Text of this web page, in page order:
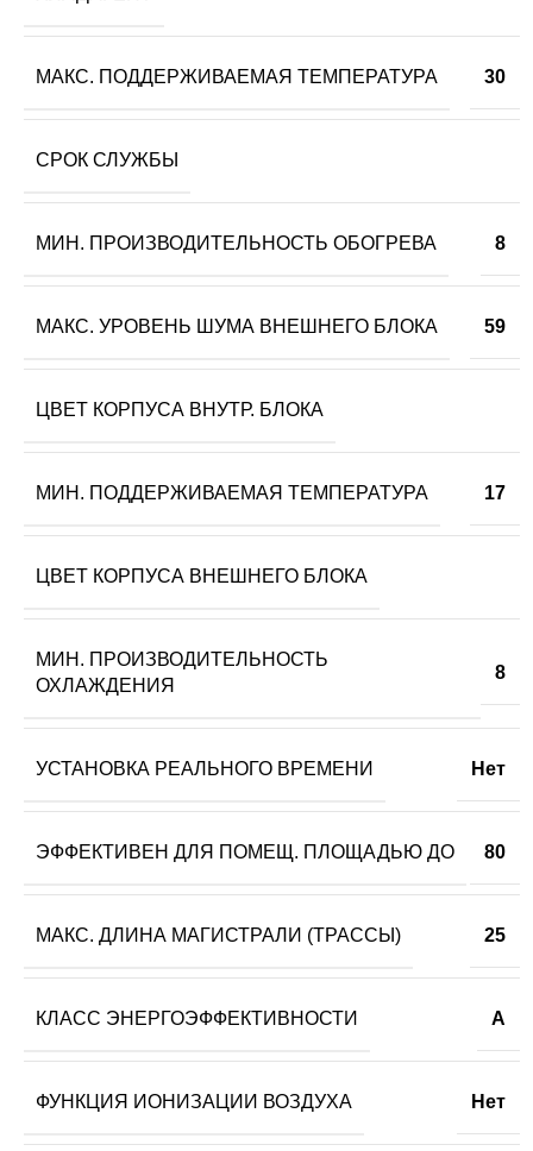
МАКС. ПОДДЕРЖИВАЕМАЯ ТЕМПЕРАТУРА 30
СРОК СЛУЖБЫ
МИН. ПРОИЗВОДИТЕЛЬНОСТЬ ОБОГРЕВА 8
МАКС. УРОВЕНЬ ШУМА ВНЕШНЕГО БЛОКА 59
ЦВЕТ КОРПУСА ВНУТР. БЛОКА
МИН. ПОДДЕРЖИВАЕМАЯ ТЕМПЕРАТУРА 17
ЦВЕТ КОРПУСА ВНЕШНЕГО БЛОКА
МИН. ПРОИЗВОДИТЕЛЬНОСТЬ
ОХЛАЖДЕНИЯ
8
УСТАНОВКА РЕАЛЬНОГО ВРЕМЕНИ Нет
ЭФФЕКТИВЕН ДЛЯ ПОМЕЩ. ПЛОЩАДЬЮ ДО 80
МАКС. ДЛИНА МАГИСТРАЛИ (ТРАССЫ) 25
КЛАСС ЭНЕРГОЭФФЕКТИВНОСТИ A
ФУНКЦИЯ ИОНИЗАЦИИ ВОЗДУХА Нет